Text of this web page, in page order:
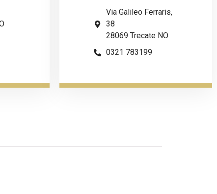
Via Galileo Ferraris,
38
28069 Trecate NO
0321 783199